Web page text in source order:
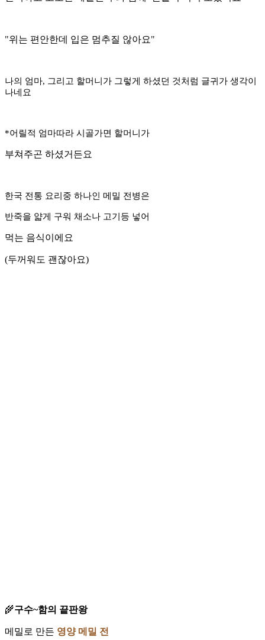
"위는 편안한데 입은 멈추질 않아요"
나의 엄마, 그리고 할머니가 그렇게 하셨던 것처럼 글귀가 생각이
나네요
*어릴적 엄마따라 시골가면 할머니가
부쳐주곤 하셨거든요
한국 전통 요리중 하나인 메밀 전병은
반죽을 얇게 구워 채소나 고기등 넣어
먹는 음식이에요
(두꺼워도 괜잖아요)
🌾구수~함의 끝판왕
메밀로 만든 영양 메밀 전